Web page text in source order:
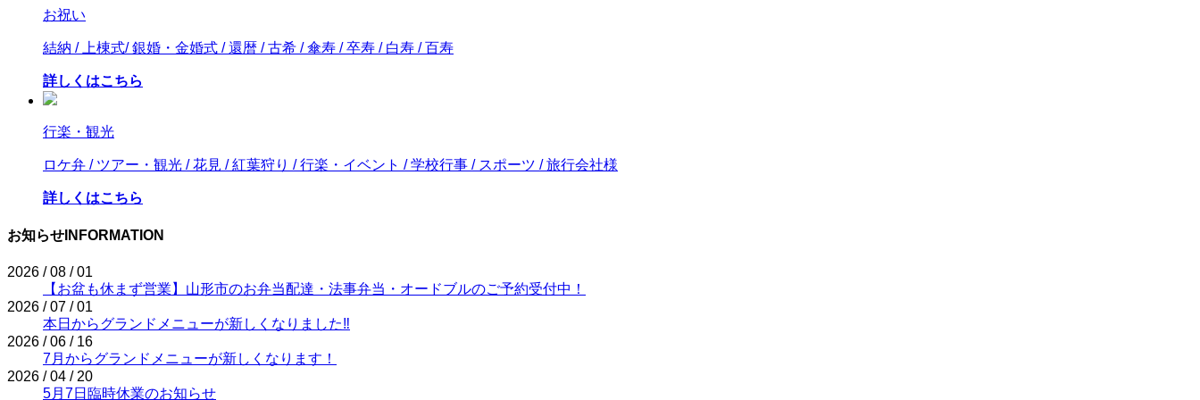
お祝い
結納 / 上棟式/ 銀婚・金婚式 / 還暦 / 古希 / 傘寿 / 卒寿 / 白寿 / 百寿
詳しくはこちら
行楽・観光
ロケ弁 / ツアー・観光 / 花見 / 紅葉狩り / 行楽・イベント / 学校行事 / スポーツ / 旅行会社様
詳しくはこちら
お知らせ INFORMATION
2026 / 08 / 01
【お盆も休まず営業】山形市のお弁当配達・法事弁当・オードブルのご予約受付中！
2026 / 07 / 01
本日からグランドメニューが新しくなりました‼
2026 / 06 / 16
7月からグランドメニューが新しくなります！
2026 / 04 / 20
5月7日臨時休業のお知らせ